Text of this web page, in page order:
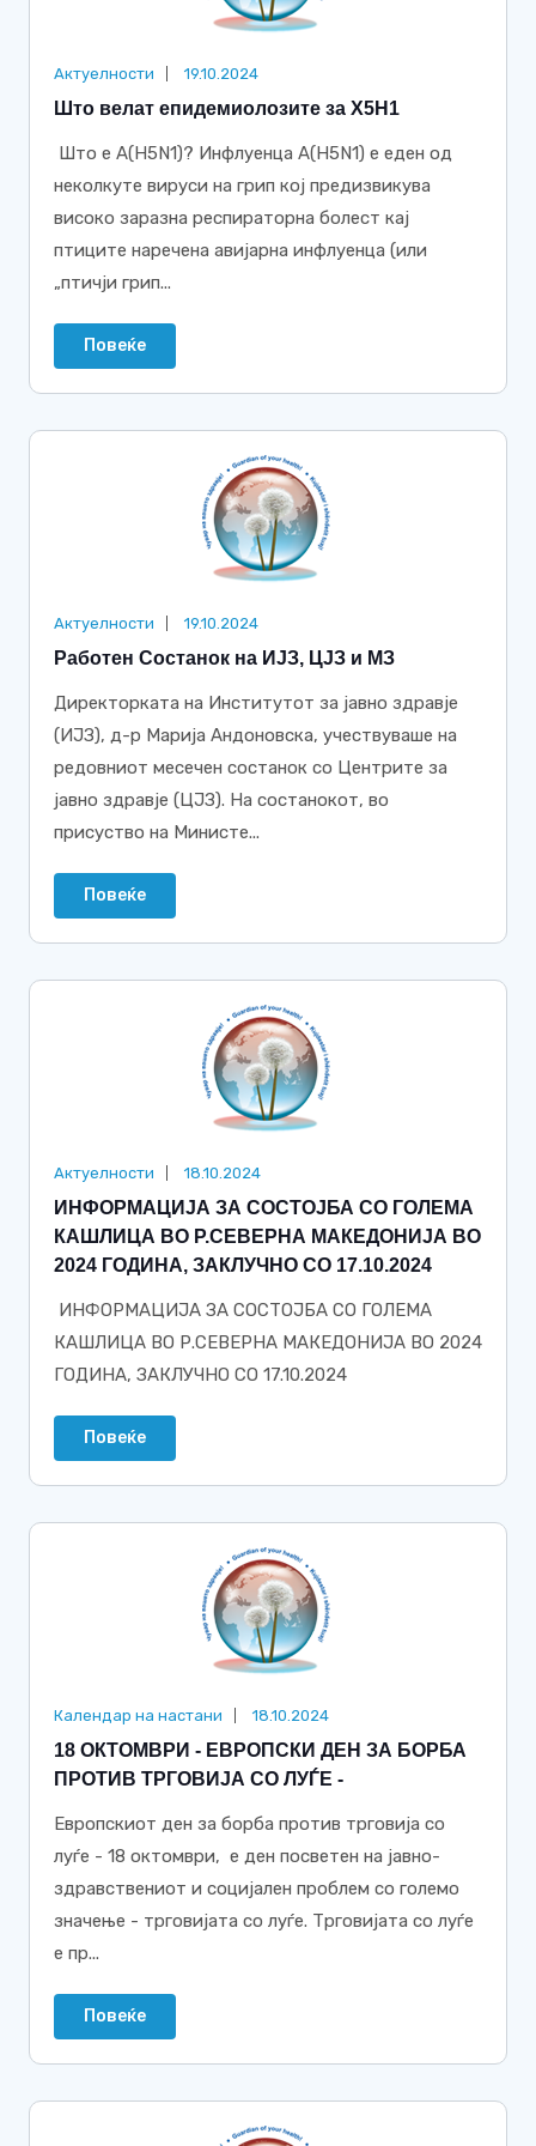
Актуелности 19.10.2024
Што велат епидемиолозите за X5H1
Што е A(H5N1)? Инфлуенца A(H5N1) е еден од
неколкуте вируси на грип кој предизвикува
високо заразна респираторна болест кај
птиците наречена авијарна инфлуенца (или
„птичји грип...
Повеќе
Актуелности 19.10.2024
Работен Состанок на ИЈЗ, ЦЈЗ и МЗ
Директорката на Институтот за јавно здравје
(ИЈЗ), д-р Марија Андоновска, учествуваше на
редовниот месечен состанок со Центрите за
јавно здравје (ЦЈЗ). На состанокот, во
присуство на Министе...
Повеќе
Актуелности 18.10.2024
ИНФОРМАЦИЈА ЗА СОСТОЈБА СО ГОЛЕМА
КАШЛИЦА ВО Р.СЕВЕРНА МАКЕДОНИЈА ВО
2024 ГОДИНА, ЗАКЛУЧНО СО 17.10.2024
ИНФОРМАЦИЈА ЗА СОСТОЈБА СО ГОЛЕМА
КАШЛИЦА ВО Р.СЕВЕРНА МАКЕДОНИЈА ВО 2024
ГОДИНА, ЗАКЛУЧНО СО 17.10.2024
Повеќе
Календар на настани 18.10.2024
18 ОКТОМВРИ - ЕВРОПСКИ ДЕН ЗА БОРБА
ПРОТИВ ТРГОВИЈА СО ЛУЃЕ -
Европскиот ден за борба против трговија со
луѓе - 18 октомври, е ден посветен на јавно-
здравствениот и социјален проблем со големо
значење - трговијата со луѓе. Трговијата со луѓе
е пр...
Повеќе